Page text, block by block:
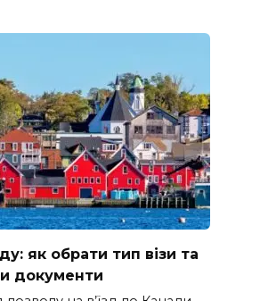
як обрати тип візи та
документи